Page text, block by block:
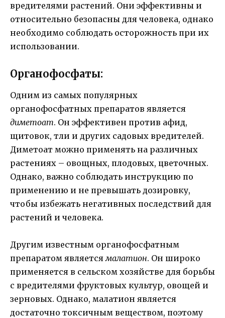
вредителями растений. Они эффективны и
относительно безопасны для человека, однако
необходимо соблюдать осторожность при их
использовании.
Органофосфаты:
Одним из самых популярных
органофосфатных препаратов является
диметоат. Он эффективен против афид,
щитовок, тли и других садовых вредителей.
Диметоат можно применять на различных
растениях – овощных, плодовых, цветочных.
Однако, важно соблюдать инструкцию по
применению и не превышать дозировку,
чтобы избежать негативных последствий для
растений и человека.
Другим известным органофосфатным
препаратом являетсямалатион. Он широко
применяется в сельском хозяйстве для борьбы
с вредителями фруктовых культур, овощей и
зерновых. Однако, малатион является
достаточно токсичным веществом, поэтому